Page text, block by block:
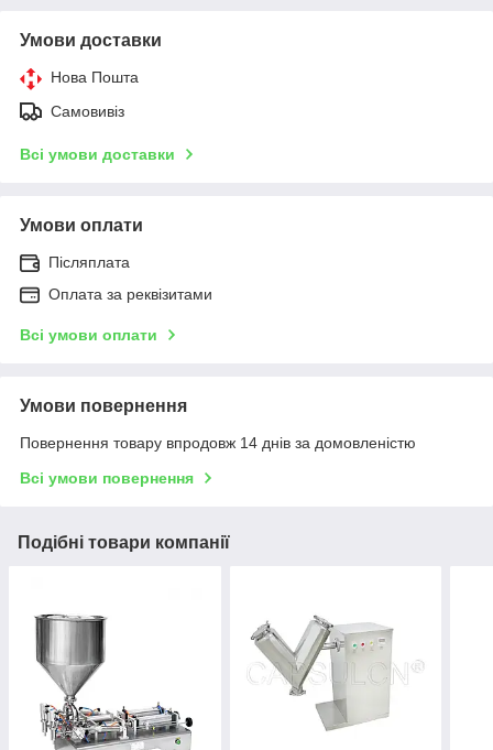
Умови доставки
Нова Пошта
Самовивіз
Всі умови доставки
Умови оплати
Післяплата
Оплата за реквізитами
Всі умови оплати
Умови повернення
Повернення товару впродовж 14 днів за домовленістю
Всі умови повернення
Подібні товари компанії